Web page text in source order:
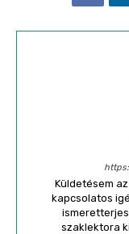
Küldetésem
kapcsolatos
szaklektora